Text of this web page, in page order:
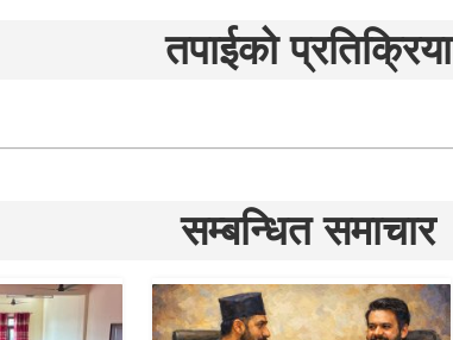
तपाईको प्रतिक्रिया
सम्बन्धित समाचार